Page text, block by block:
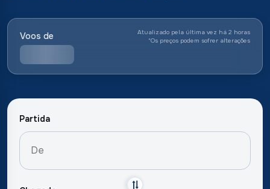
Voos de
Atualizado pela última vez há 2 horas
*Os preços podem sofrer alterações
Partida